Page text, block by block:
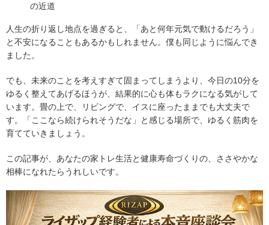
の近道
人生の折り返し地点を過ぎると、「あと何年元気で動けるだろう」
と不安になることもあるかもしれません。僕も同じように悩んでき
ました。
でも、未来のことを考えすぎて固まってしまうより、今日の10分を
ゆるく整えてあげるほうが、結果的に心も体もラクになる気がして
います。畳の上で、リビングで、イスに座ったままでも大丈夫で
す。「ここなら続けられそうだな」と感じる場所で、ゆるく筋肉を
育てていきましょう。
この記事が、あなたの家トレ生活と健康寿命づくりの、ささやかな
相棒になれたらうれしいです。